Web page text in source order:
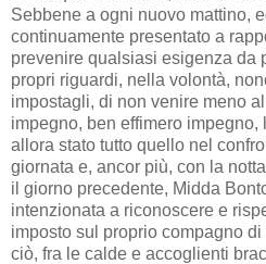
Sebbene a ogni nuovo mattino,
continuamente presentato a
prevenire qualsiasi esigenza da
propri riguardi, nella volontà,
impostagli, di non venire meno
impegno, ben effimero
allora stato tutto quello nel
giornata e, ancor più, con la
il giorno precedente, Midda
intenzionata a riconoscere e
imposto sul proprio compagno
ciò, fra le calde e accoglienti